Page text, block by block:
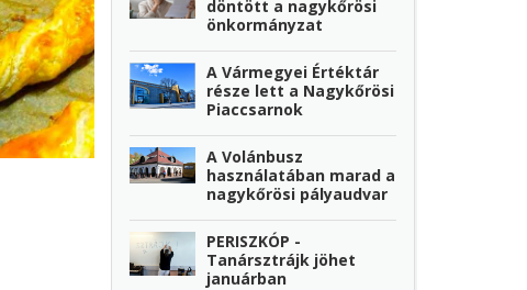
döntött a nagykőrösi
önkormányzat
A Vármegyei Értéktár
része lett a Nagykőrösi
Piaccsarnok
A Volánbusz
használatában marad a
nagykőrösi pályaudvar
PERISZKÓP -
Tanársztrájk jöhet
januárban